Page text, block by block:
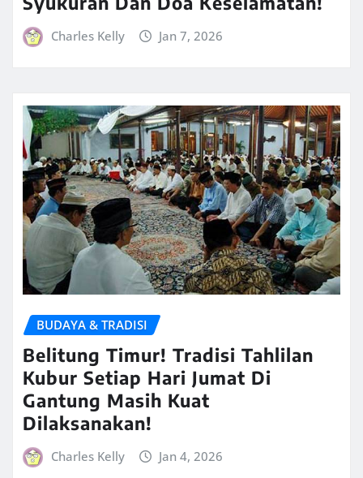
Charles Kelly Jan 7, 2026
BUDAYA & TRADISI
Belitung Timur! Tradisi Tahlilan
Kubur Setiap Hari Jumat Di
Gantung Masih Kuat
Dilaksanakan!
Charles Kelly Jan 4, 2026